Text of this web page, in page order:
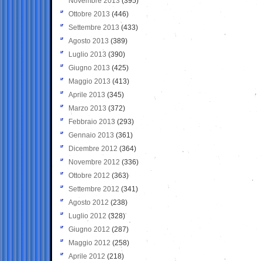
Ottobre 2013 (446)
Settembre 2013 (433)
Agosto 2013 (389)
Luglio 2013 (390)
Giugno 2013 (425)
Maggio 2013 (413)
Aprile 2013 (345)
Marzo 2013 (372)
Febbraio 2013 (293)
Gennaio 2013 (361)
Dicembre 2012 (364)
Novembre 2012 (336)
Ottobre 2012 (363)
Settembre 2012 (341)
Agosto 2012 (238)
Luglio 2012 (328)
Giugno 2012 (287)
Maggio 2012 (258)
Aprile 2012 (218)